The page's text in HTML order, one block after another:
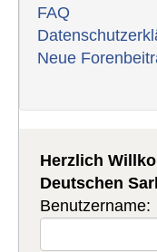
FAQ
Neue
Herzlich
Deutschen
Benutzername: